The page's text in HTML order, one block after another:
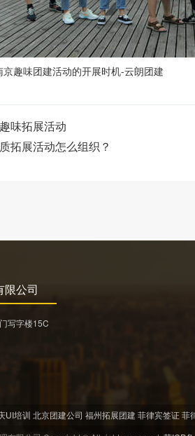
京趣味团建活动的开展时机-云朗团建
味拓展活动
拓展活动怎么组织？
限公司
写字楼15C
UI培训 北京团建公司 福州拓展团建菲律宾签证菲